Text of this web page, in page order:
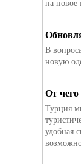
на новое
В
новую
От
Турция
удобная